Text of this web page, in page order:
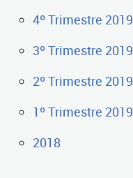
4º Trimestre 2019
3º Trimestre 2019
2º Trimestre 2019
1º Trimestre 2019
2018